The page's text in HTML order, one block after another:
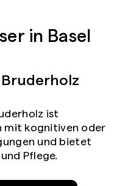
in Basel
ist
mit kognitiven oder
und bietet
Pflege.